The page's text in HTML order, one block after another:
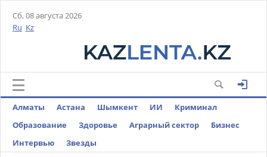
Сб, 08 августа 2026
Ru Kz
Алматы Астана Шымкент ИИ
Криминал
Образование
Здоровье Аграрный сектор
Бизнес
Интервью
Звезды